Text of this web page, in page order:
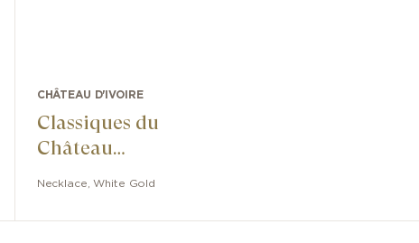
CHÂTEAU D'IVOIRE
Classiques du
Château
Necklace ,White Gold